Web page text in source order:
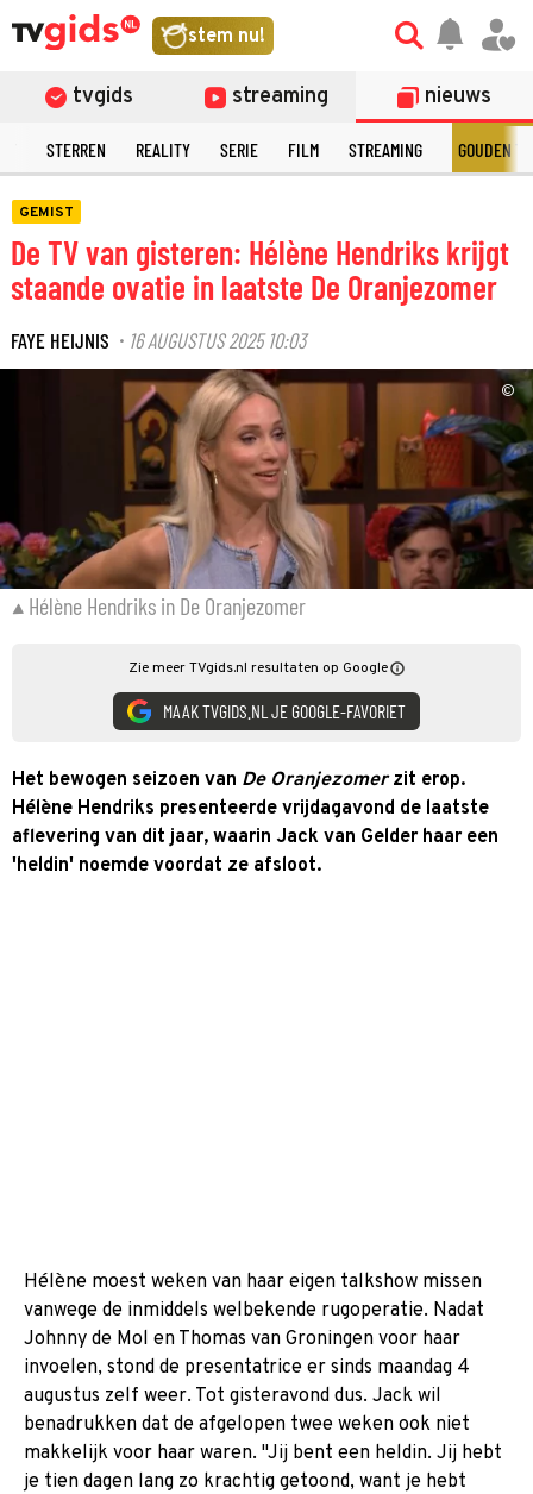
stem nu!
tvgids streaming nieuws
STERREN REALITY SERIE FILM STREAMING GOUDEN
GEMIST
De TV van gisteren: Hélène Hendriks krijgt
staande ovatie in laatste De Oranjezomer
FAYE HEIJNIS · 16 AUGUSTUS 2025 10:03
©
Hélène Hendriks in De Oranjezomer
Zie meer TVgids.nl resultaten op Google
MAAK TVGIDS.NL JE GOOGLE-FAVORIET
Het bewogen seizoen van De Oranjezomerzit erop.
Hélène Hendriks presenteerde vrijdagavond de laatste
aflevering van dit jaar, waarin Jack van Gelder haar een
'heldin' noemde voordat ze afsloot.
Hélène moest weken van haar eigen talkshow missen
vanwege de inmiddels welbekende rugoperatie. Nadat
Johnny de Mol en Thomas van Groningen voor haar
invoelen, stond de presentatrice er sinds maandag 4
augustus zelf weer. Tot gisteravond dus. Jack wil
benadrukken dat de afgelopen twee weken ook niet
makkelijk voor haar waren. "Jij bent een heldin. Jij hebt
je tien dagen lang zo krachtig getoond, want je hebt